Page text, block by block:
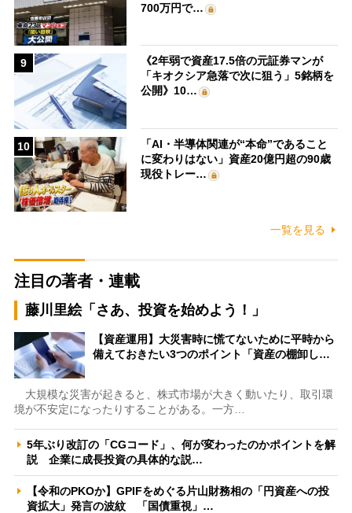
700万円で…
9
《2年弱で資産17.5倍の元証券マンが
「キオクシア急落で次に狙う」5銘柄を
公開》10…
10
「AI・半導体関連が“本命”であること
に変わりはない」資産20億円超の90歳
現役トレー…
一覧を見る
注目の著者・連載
藤川里絵「さあ、投資を始めよう！」
【資産運用】大災害時に慌てないために平時から
備えておきたい3つのポイント「資産の棚卸し…
大規模な災害が起きると、株式市場が大きく動いたり、取引環
境が不安定になったりすることがある。一方…
5年ぶり改訂の「CGコード」、何が変わったのかポイントを解
説 企業に成長投資の具体的な説…
【令和のPKOか】GPIFをめぐる片山財務相の「円資産への投
資拡大」発言の波紋 「国債重視」…